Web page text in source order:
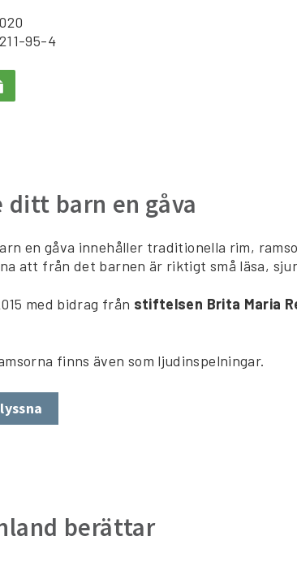
95-4
ditt barn en gåva
en gåva innehåller traditionella rim,
att från det barnen är riktigt små läsa,
med bidrag från stiftelsen Brita Maria
finns även som ljudinspelningar.
berättar